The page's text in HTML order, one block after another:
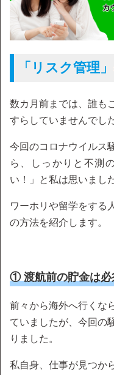
「リスク管理
数カ月前までは、誰も
すらしていませんでし
今回のコロナウイルス
ら、しっかりと不測
い！」と私は思いまし
ワーホリや留学をする
の方法を紹介します。
① 渡航前の貯金は必
前々から海外へ行くな
ていましたが、今回の
りました。
私自身、仕事が見つか